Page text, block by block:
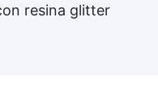
resina glitter